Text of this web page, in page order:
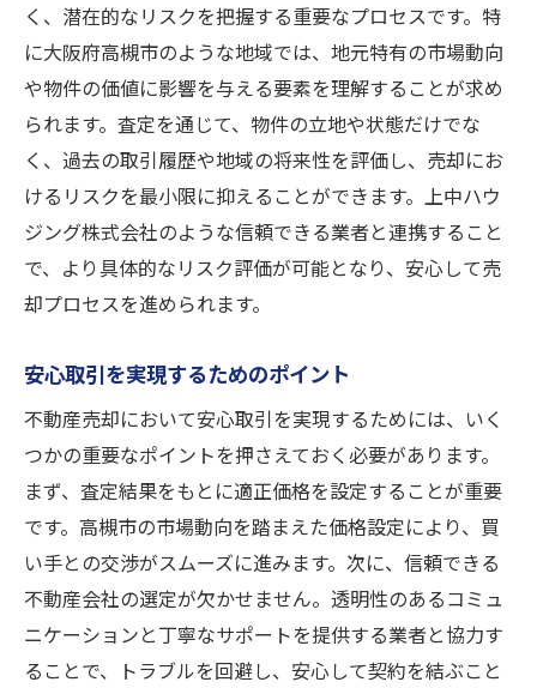
く、潜在的なリスクを把握する重要なプロセスです。特
に大阪府高槻市のような地域では、地元特有の市場動向
や物件の価値に影響を与える要素を理解することが求め
られます。査定を通じて、物件の立地や状態だけでな
く、過去の取引履歴や地域の将来性を評価し、売却にお
けるリスクを最小限に抑えることができます。上中ハウ
ジング株式会社のような信頼できる業者と連携すること
で、より具体的なリスク評価が可能となり、安心して売
却プロセスを進められます。
安心取引を実現するためのポイント
不動産売却において安心取引を実現するためには、いく
つかの重要なポイントを押さえておく必要があります。
まず、査定結果をもとに適正価格を設定することが重要
です。高槻市の市場動向を踏まえた価格設定により、買
い手との交渉がスムーズに進みます。次に、信頼できる
不動産会社の選定が欠かせません。透明性のあるコミュ
ニケーションと丁寧なサポートを提供する業者と協力す
ることで、トラブルを回避し、安心して契約を結ぶこと